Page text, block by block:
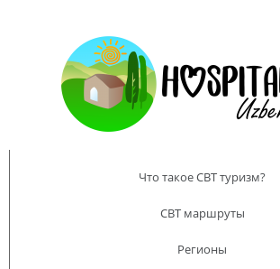
Что такое CBT туризм?
CBT маршруты
Регионы